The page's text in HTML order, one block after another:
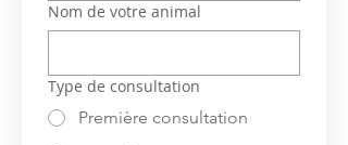
Nom de votre animal
Type de consultation
Première consultation